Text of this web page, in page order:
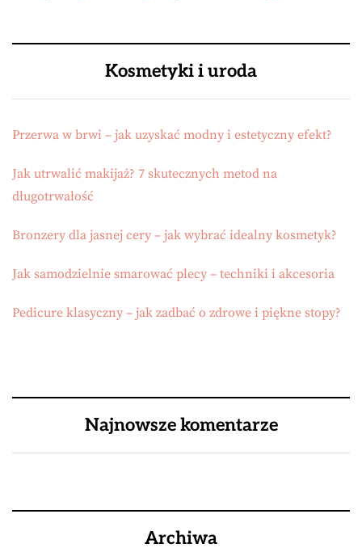
Kosmetyki i uroda
Przerwa w brwi – jak uzyskać modny i estetyczny efekt?
Jak utrwalić makijaż? 7 skutecznych metod na
długotrwałość
Bronzery dla jasnej cery – jak wybrać idealny kosmetyk?
Jak samodzielnie smarować plecy – techniki i akcesoria
Pedicure klasyczny – jak zadbać o zdrowe i piękne stopy?
Najnowsze komentarze
Archiwa